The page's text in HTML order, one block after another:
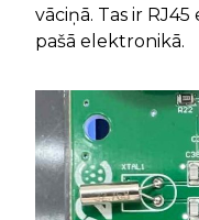
vāciņā. Tas ir
pašā elektronikā.